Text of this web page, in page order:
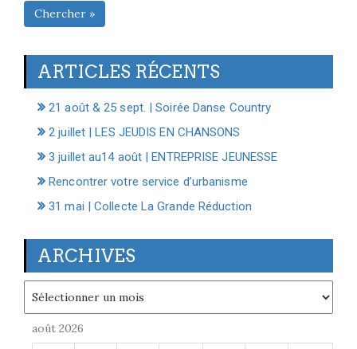
Chercher »
ARTICLES RÉCENTS
21 août & 25 sept. | Soirée Danse Country
2 juillet | LES JEUDIS EN CHANSONS
3 juillet au14 août | ENTREPRISE JEUNESSE
Rencontrer votre service d’urbanisme
31 mai | Collecte La Grande Réduction
ARCHIVES
août 2026